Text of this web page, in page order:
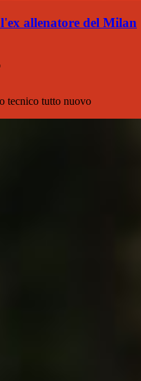
allenatore del Milan
tecnico tutto nuovo